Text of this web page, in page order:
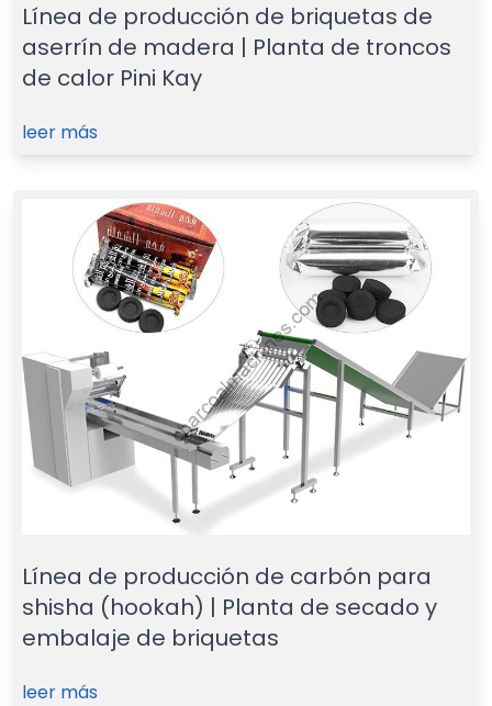
Línea de producción de briquetas de
aserrín de madera | Planta de troncos
de calor Pini Kay
leer más
Línea de producción de carbón para
shisha (hookah) | Planta de secado y
embalaje de briquetas
leer más